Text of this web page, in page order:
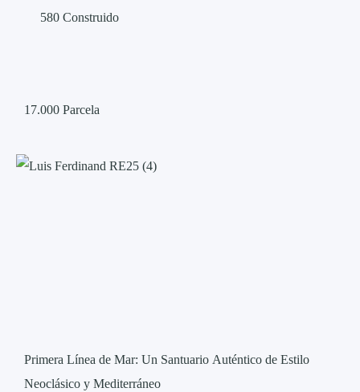
580 Construido
17.000 Parcela
Primera Línea de Mar: Un Santuario Auténtico de Estilo
Neoclásico y Mediterráneo